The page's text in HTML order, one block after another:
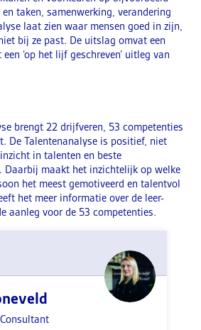
taken, samenwerking, verandering
laat zien waar mensen goed in zijn,
bij ze past. De uitslag omvat een
‘op het lijf geschreven’ uitleg van
brengt 22 drijfveren, 53 competenties
De Talentenanalyse is positief, niet
in talenten en beste
Daarbij maakt het inzichtelijk op welke
het meest gemotiveerd en talentvol
het meer informatie over de leer-
aanleg voor de 53 competenties.